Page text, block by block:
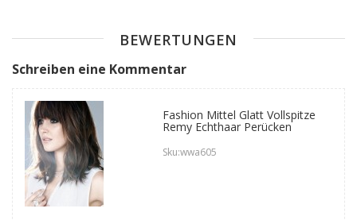
BEWERTUNGEN
Schreiben eine Kommentar
Fashion Mittel Glatt Vollspitze
Remy Echthaar Perücken
Sku:wwa605